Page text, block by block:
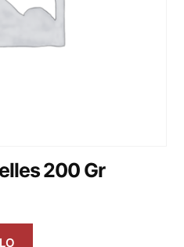
200 Gr